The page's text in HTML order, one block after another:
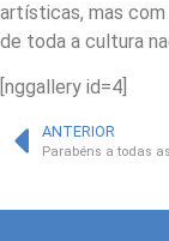
artísticas, mas
de toda a cultura
[nggallery id=4]
ANTERIOR
Parabéns a todas